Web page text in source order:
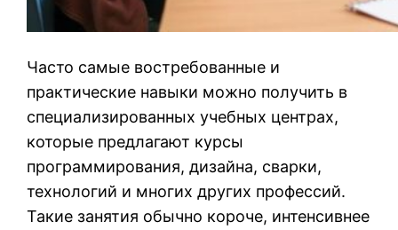
Часто самые востребованные и
практические навыки можно получить в
специализированных учебных центрах,
которые предлагают курсы
программирования, дизайна, сварки,
технологий и многих других профессий.
Такие занятия обычно короче, интенсивнее